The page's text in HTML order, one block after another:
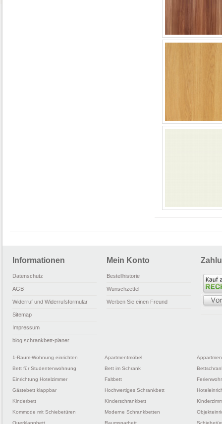
Informationen
Datenschutz
AGB
Widerruf und Widerrufsformular
Sitemap
Impressum
blog.schrankbett-planer
Mein Konto
Bestellhistorie
Wunschzettel
Werben Sie einen Freund
1-Raum-Wohnung einrichten Apartmentmöbel
Bett für Studentenwohnung
Bett im Schrank
Einrichtung Hotelzimmer
Faltbett
Gästebett klappbar
Hochwertiges Schrankbett
Kinderbett
Kinderschrankbett
Kommode mit Schiebetüren
Moderne Schrankbetten